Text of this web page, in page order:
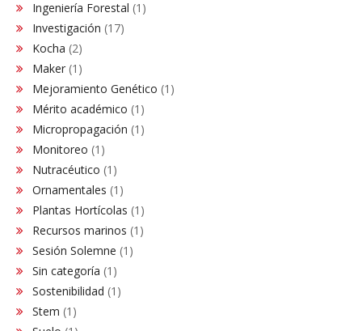
Ingeniería Forestal (1)
Investigación (17)
Kocha (2)
Maker (1)
Mejoramiento Genético (1)
Mérito académico (1)
Micropropagación (1)
Monitoreo (1)
Nutracéutico (1)
Ornamentales (1)
Plantas Hortícolas (1)
Recursos marinos (1)
Sesión Solemne (1)
Sin categoría (1)
Sostenibilidad (1)
Stem (1)